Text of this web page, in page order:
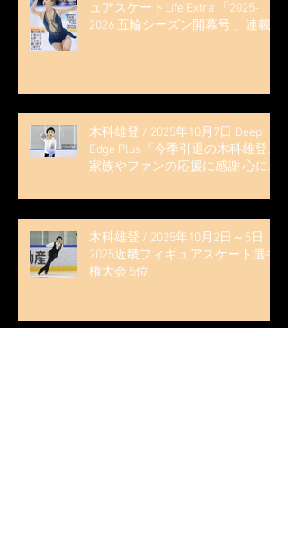
ュアスケートLife Extra 「2025-
2026 五輪シーズン開幕号 」連載
木科雄登 / 2025年10月7日 Deep
Edge Plus『今季引退の木科雄登、
家族やファンの応援に感謝 心に響
見に来て」』
木科雄登 / 2025年10月2日～5日
2025近畿フィギュアスケート選手
権大会 5位